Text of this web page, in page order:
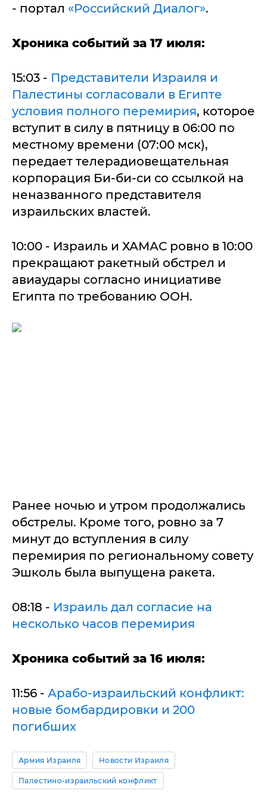
- портал «Российский Диалог».
Хроника событий за 17 июля:
15:03 - Представители Израиля и
Палестины согласовали в Египте
условия полного перемирия, которое
вступит в силу в пятницу в 06:00 по
местному времени (07:00 мск),
передает телерадиовещательная
корпорация Би-би-си со ссылкой на
неназванного представителя
израильских властей.
10:00 - Израиль и ХАМАС ровно в 10:00
прекращают ракетный обстрел и
авиаудары согласно инициативе
Египта по требованию ООН.
Ранее ночью и утром продолжались
обстрелы. Кроме того, ровно за 7
минут до вступления в силу
перемирия по региональному совету
Эшколь была выпущена ракета.
08:18 - Израиль дал согласие на
несколько часов перемирия
Хроника событий за 16 июля:
11:56 - Арабо-израильский конфликт:
новые бомбардировки и 200
погибших
Армия Израиля Новости Израиля
Палестино-израильский конфликт